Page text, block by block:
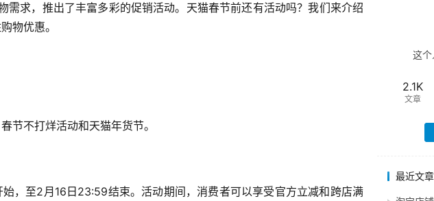
求，推出了丰富多彩的促销活动。 天猫春节前还有活动吗？我们来介绍
物优惠。
节不打烊活动和天猫年货节。
，至2月16日23:59结束。活动期间，消费者可以享受官方立减和跨店满
这
2.1K
文章
最近文章